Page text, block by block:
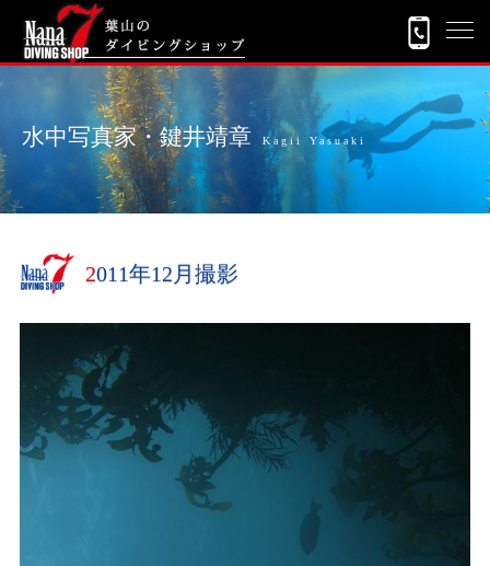
水中写真家・鍵井靖章 Kagii Yasuaki
2011年12月撮影